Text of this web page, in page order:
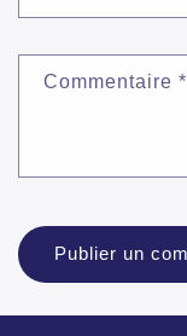
Commentaire *